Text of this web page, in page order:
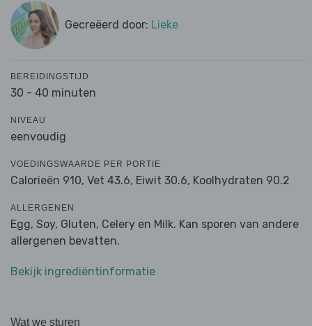
Gecreëerd door: Lieke
BEREIDINGSTIJD
30 - 40 minuten
NIVEAU
eenvoudig
VOEDINGSWAARDE PER PORTIE
Calorieën 910, Vet 43.6, Eiwit 30.6, Koolhydraten 90.2
ALLERGENEN
Egg, Soy, Gluten, Celery en Milk. Kan sporen van andere
allergenen bevatten.
Bekijk ingrediëntinformatie
Wat we sturen